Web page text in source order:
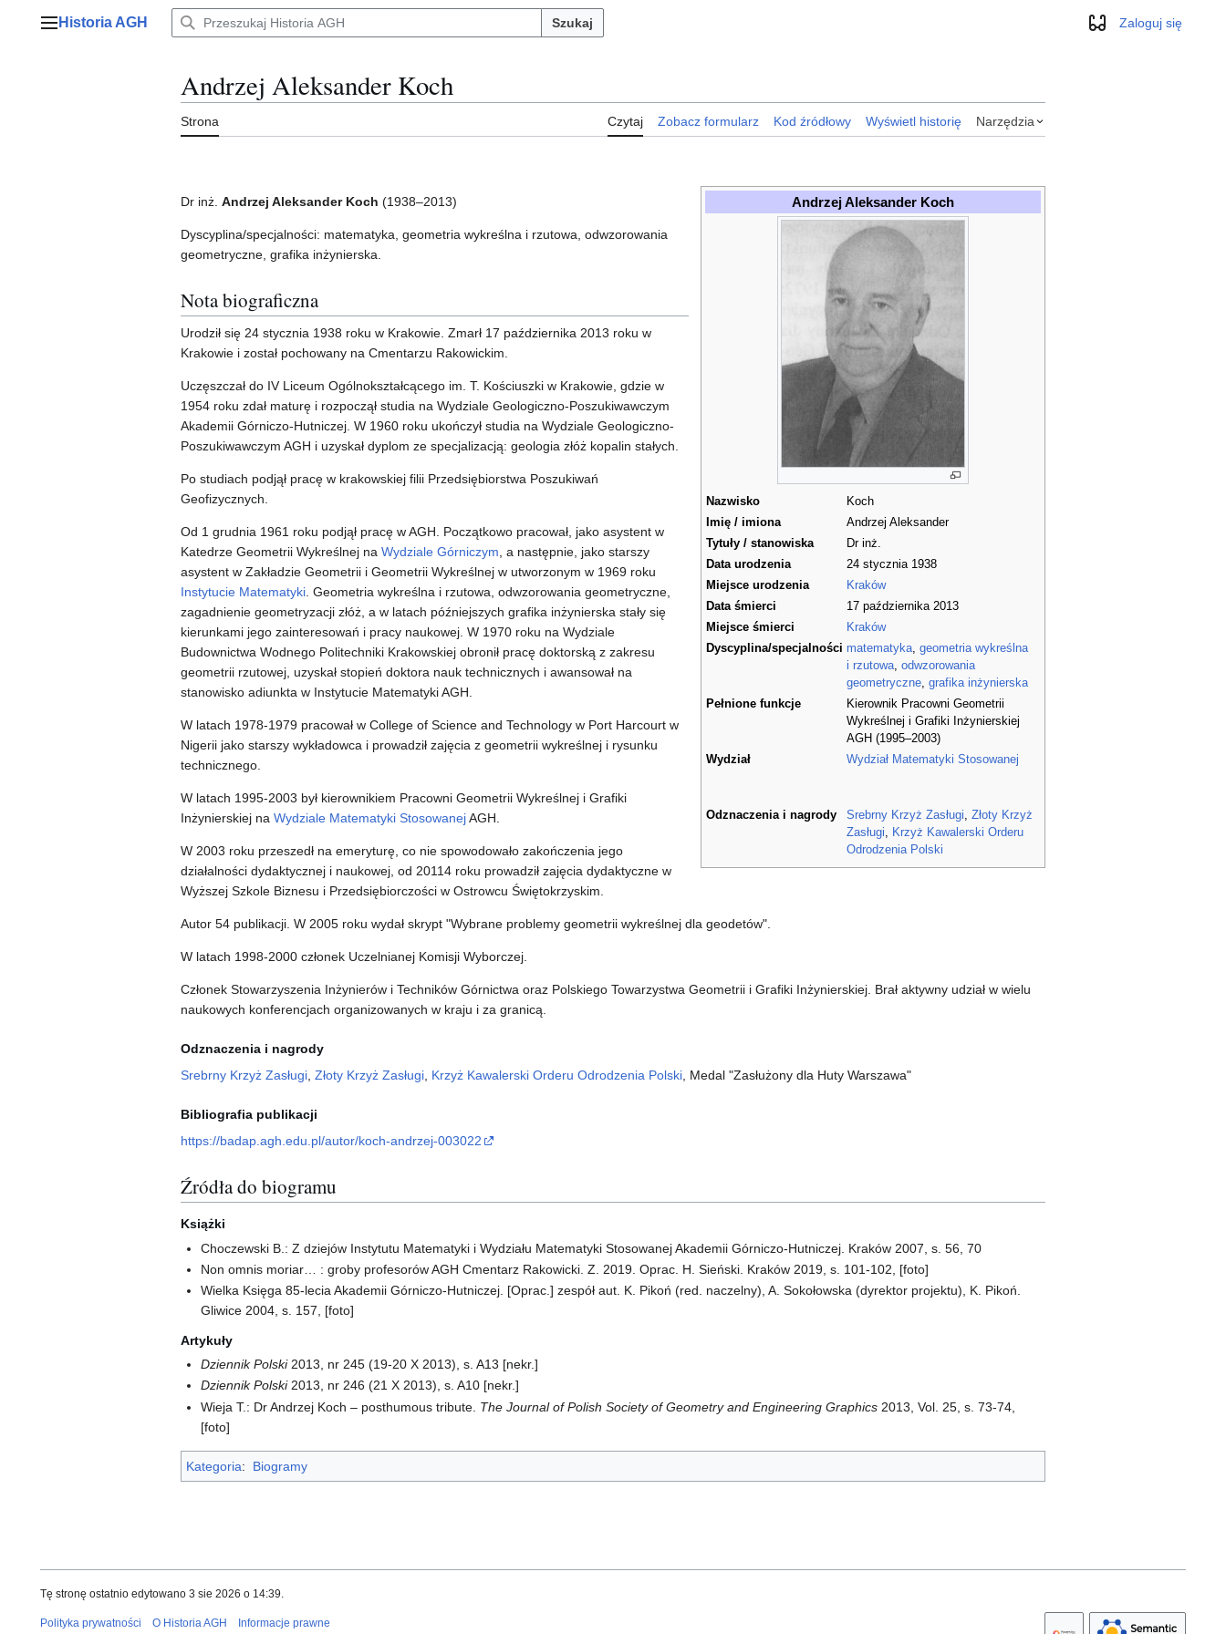
Menu główne
Historia AGH Szukaj WyglądZaloguj się
Andrzej Aleksander Koch
Strona Czytaj Zobacz formularz Kod źródłowy Wyświetl historię Narzędzia
Andrzej Aleksander Koch
Nazwisko
Koch
Imię / imiona
Andrzej Aleksander
Tytuły / stanowiska
Dr inż.
Data urodzenia
24 stycznia 1938
Miejsce urodzenia
Kraków
Data śmierci
17 października 2013
Miejsce śmierci
Kraków
Dyscyplina/specjalności matematyka geometria wykreślna
i rzutowa odwzorowania
geometryczne grafika inżynierska
Pełnione funkcje
Kierownik Pracowni Geometrii
Wykreślnej i Grafiki Inżynierskiej
AGH (1995–2003)
Wydział
Wydział Matematyki Stosowanej
Odznaczenia i nagrody Srebrny Krzyż Zasługi
Złoty Krzyż
Zasługi
Krzyż Kawalerski Orderu
Odrodzenia Polski
Dr inż. Andrzej Aleksander Koch (1938–2013)
Dyscyplina/specjalności: matematyka, geometria wykreślna i rzutowa, odwzorowania
geometryczne, grafika inżynierska.
Nota biograficzna
Urodził się 24 stycznia 1938 roku w Krakowie. Zmarł 17 października 2013 roku w
Krakowie i został pochowany na Cmentarzu Rakowickim.
Uczęszczał do IV Liceum Ogólnokształcącego im. T. Kościuszki w Krakowie, gdzie w
1954 roku zdał maturę i rozpoczął studia na Wydziale Geologiczno-Poszukiwawczym
Akademii Górniczo-Hutniczej. W 1960 roku ukończył studia na Wydziale Geologiczno-
Poszukiwawczym AGH i uzyskał dyplom ze specjalizacją: geologia złóż kopalin stałych.
Po studiach podjął pracę w krakowskiej filii Przedsiębiorstwa Poszukiwań
Geofizycznych.
Od 1 grudnia 1961 roku podjął pracę w AGH. Początkowo pracował, jako asystent w
Katedrze Geometrii Wykreślnej na Wydziale Górniczym , a następnie, jako starszy
asystent w Zakładzie Geometrii i Geometrii Wykreślnej w utworzonym w 1969 roku
Instytucie Matematyki . Geometria wykreślna i rzutowa, odwzorowania geometryczne,
zagadnienie geometryzacji złóż, a w latach późniejszych grafika inżynierska stały się
kierunkami jego zainteresowań i pracy naukowej. W 1970 roku na Wydziale
Budownictwa Wodnego Politechniki Krakowskiej obronił pracę doktorską z zakresu
geometrii rzutowej, uzyskał stopień doktora nauk technicznych i awansował na
stanowisko adiunkta w Instytucie Matematyki AGH.
W latach 1978-1979 pracował w College of Science and Technology w Port Harcourt w
Nigerii jako starszy wykładowca i prowadził zajęcia z geometrii wykreślnej i rysunku
technicznego.
W latach 1995-2003 był kierownikiem Pracowni Geometrii Wykreślnej i Grafiki
Inżynierskiej na Wydziale Matematyki StosowanejAGH.
W 2003 roku przeszedł na emeryturę, co nie spowodowało zakończenia jego
działalności dydaktycznej i naukowej, od 20114 roku prowadził zajęcia dydaktyczne w
Wyższej Szkole Biznesu i Przedsiębiorczości w Ostrowcu Świętokrzyskim.
Autor 54 publikacji. W 2005 roku wydał skrypt "Wybrane problemy geometrii wykreślnej dla geodetów".
W latach 1998-2000 członek Uczelnianej Komisji Wyborczej.
Członek Stowarzyszenia Inżynierów i Techników Górnictwa oraz Polskiego Towarzystwa Geometrii i Grafiki Inżynierskiej. Brał aktywny udział w wielu
naukowych konferencjach organizowanych w kraju i za granicą.
Odznaczenia i nagrody
Srebrny Krzyż Zasługi Złoty Krzyż Zasługi Krzyż Kawalerski Orderu Odrodzenia Polski , Medal "Zasłużony dla Huty Warszawa"
Bibliografia publikacji
https://badap.agh.edu.pl/autor/koch-andrzej-003022
Źródła do biogramu
Książki
Choczewski B.: Z dziejów Instytutu Matematyki i Wydziału Matematyki Stosowanej Akademii Górniczo-Hutniczej. Kraków 2007, s. 56, 70
Non omnis moriar… : groby profesorów AGH Cmentarz Rakowicki. Z. 2019. Oprac. H. Sieński. Kraków 2019, s. 101-102, [foto]
Wielka Księga 85-lecia Akademii Górniczo-Hutniczej. [Oprac.] zespół aut. K. Pikoń (red. naczelny), A. Sokołowska (dyrektor projektu), K. Pikoń.
Gliwice 2004, s. 157, [foto]
Artykuły
Dziennik Polski2013, nr 245 (19-20 X 2013), s. A13 [nekr.]
Dziennik Polski2013, nr 246 (21 X 2013), s. A10 [nekr.]
Wieja T.: Dr Andrzej Koch – posthumous tribute. The Journal of Polish Society of Geometry and Engineering Graphics 2013, Vol. 25, s. 73-74,
[foto]
Kategoria: Biogramy
Tę stronę ostatnio edytowano 3 sie 2026 o 14:39.
Polityka prywatności O Historia AGH Informacje prawne